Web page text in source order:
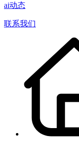
ai动态
联系我们